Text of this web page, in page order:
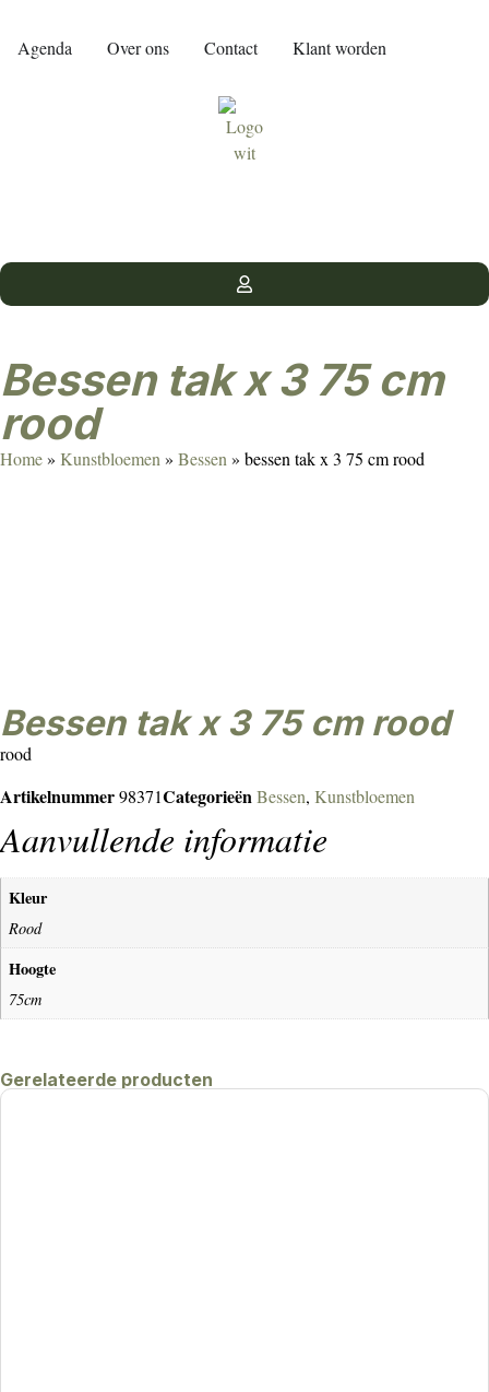
Agenda Over ons Contact Klant worden
bessen tak x 3 75 cm
rood
Home» Kunstbloemen » Bessen » bessen tak x 3 75 cm rood
bessen tak x 3 75 cm rood
rood
Artikelnummer98371CategorieënBessen, Kunstbloemen
Aanvullende informatie
Kleur
Rood
Hoogte
75cm
Gerelateerde producten